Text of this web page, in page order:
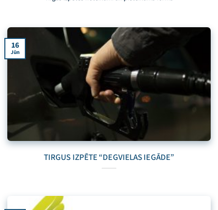
TIRGUS IZPĒTE “DEGVIELAS IEGĀDE”
16
Jūn